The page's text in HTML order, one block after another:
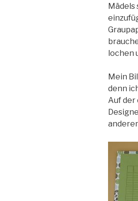
lochen
Mein
denn
Auf der